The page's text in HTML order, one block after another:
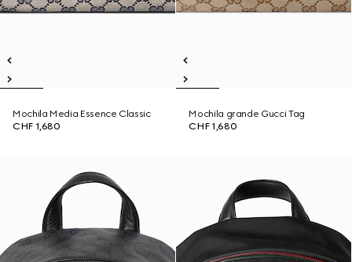
Mochila Media Essence Classic
CHF 1,680
Mochila grande Gucci Tag
CHF 1,680